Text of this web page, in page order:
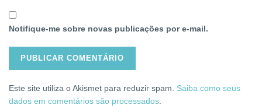
Notifique-me sobre novas publicações por e-mail.
Este site utiliza o Akismet para reduzir spam. Saiba como seus
dados em comentários são processados